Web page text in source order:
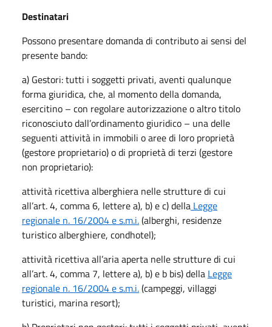
Destinatari
Possono presentare domanda di contributo ai sensi del
presente bando:
a) Gestori: tutti i soggetti privati, aventi qualunque
forma giuridica, che, al momento della domanda,
esercitino – con regolare autorizzazione o altro titolo
riconosciuto dall’ordinamento giuridico – una delle
seguenti attività in immobili o aree di loro proprietà
(gestore proprietario) o di proprietà di terzi (gestore
non proprietario):
attività ricettiva alberghiera nelle strutture di cui
all’art. 4, comma 6, lettere a), b) e c) della Legge
regionale n. 16/2004 e s.m.i.(alberghi, residenze
turistico alberghiere, condhotel);
attività ricettiva all’aria aperta nelle strutture di cui
all’art. 4, comma 7, lettere a), b) e b bis) della Legge
regionale n. 16/2004 e s.m.i.(campeggi, villaggi
turistici, marina resort);